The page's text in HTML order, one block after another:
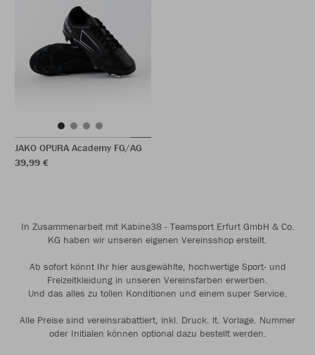
JAKO OPURA Academy FG/AG
39,99 €
In Zusammenarbeit mit Kabine38 - Teamsport Erfurt GmbH & Co.
KG haben wir unseren eigenen Vereinsshop erstellt.
Ab sofort könnt Ihr hier ausgewählte, hochwertige Sport- und
Freizeitkleidung in unseren Vereinsfarben erwerben.
Und das alles zu tollen Konditionen und einem super Service.
Alle Preise sind vereinsrabattiert, inkl. Druck. lt. Vorlage. Nummer
oder Initialen können optional dazu bestellt werden.